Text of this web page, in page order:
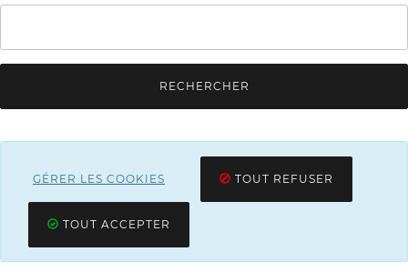
RECHERCHER
GÉRER LES COOKIES TOUT REFUSER
TOUT ACCEPTER